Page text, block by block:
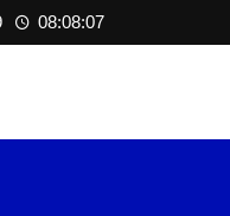
08:08:09